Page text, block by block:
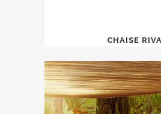
CHAISE RIVA